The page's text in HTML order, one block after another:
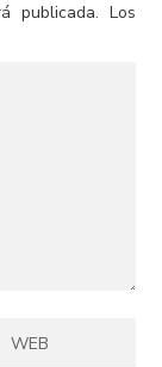
publicada. Los